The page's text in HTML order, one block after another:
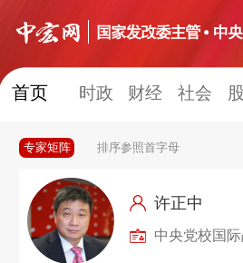
网站地
信用 视频
发改动态 中宏研究 营
首页 时政 财经 社会
专家矩阵 排序参照首字母
许正中
中央党校国